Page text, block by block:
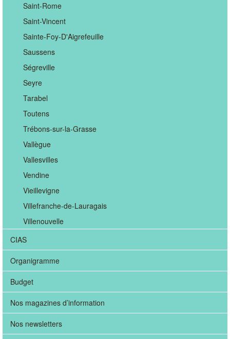
Saint-Rome
Saint-Vincent
Sainte-Foy-D'Aigrefeuille
Saussens
Ségreville
Seyre
Tarabel
Toutens
Trébons-sur-la-Grasse
Vallègue
Vallesvilles
Vendine
Vieillevigne
Villefranche-de-Lauragais
Villenouvelle
CIAS
Organigramme
Budget
Nos magazines d’information
Nos newsletters